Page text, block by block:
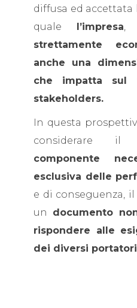
diffusa ed accettata
quale l’impresa
strettamente
anche una
che impatta sul
stakeholders.
In questa
considerare
componente
esclusiva delle
e di conseguenza, il
un documento
rispondere alle
dei diversi